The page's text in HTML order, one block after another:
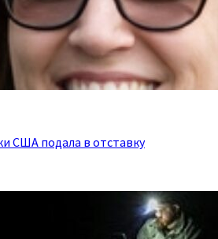
США подала в отставку